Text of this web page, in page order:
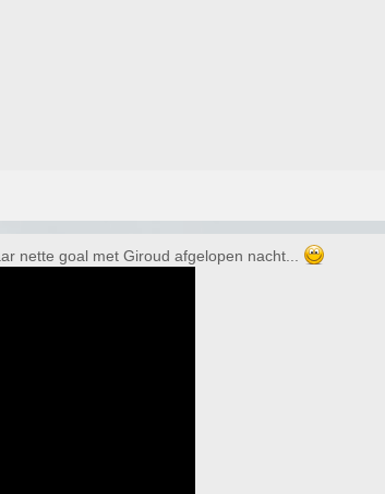
nette goal met Giroud afgelopen nacht...